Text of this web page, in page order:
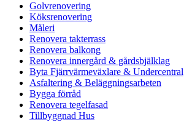
Golvrenovering
Köksrenovering
Måleri
Renovera takterrass
Renovera balkong
Renovera innergård & gårdsbjälklag
Byta Fjärrvärmeväxlare & Undercentral
Asfaltering & Beläggningsarbeten
Bygga förråd
Renovera tegelfasad
Tillbyggnad Hus